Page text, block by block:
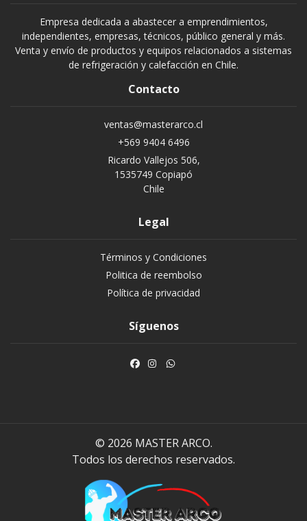
Empresa dedicada a abastecer a emprendimientos,
independientes, empresas, técnicos, público general y más.
Venta y envío de productos y equipos relacionados a sistemas
de refrigeración y calefacción en Chile.
Contacto
ventas@masterarco.cl
+569 9404 6496
Ricardo Vallejos 506,
1535749 Copiapó
Chile
Legal
Términos y Condiciones
Politica de reembolso
Política de privacidad
Síguenos
© 2026 MASTER ARCO.
Todos los derechos reservados.